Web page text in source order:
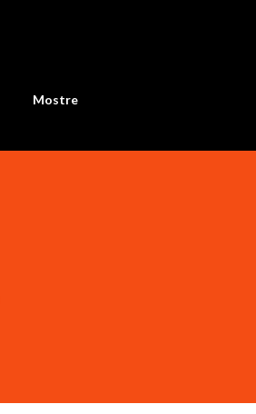
Mostre